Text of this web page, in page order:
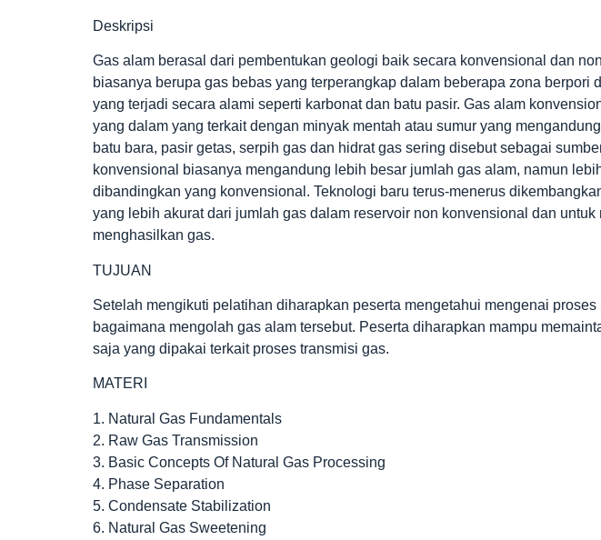
Deskripsi
Gas alam berasal dari pembentukan geologi baik secara konvensional dan
biasanya berupa gas bebas yang terperangkap dalam beberapa zona berpori
yang terjadi secara alami seperti karbonat dan batu pasir. Gas alam
yang dalam yang terkait dengan minyak mentah atau sumur yang
batu bara, pasir getas, serpih gas dan hidrat gas sering disebut sebagai
konvensional biasanya mengandung lebih besar jumlah gas alam, namun
dibandingkan yang konvensional. Teknologi baru terus-menerus
yang lebih akurat dari jumlah gas dalam reservoir non konvensional dan
menghasilkan gas.
TUJUAN
Setelah mengikuti pelatihan diharapkan peserta mengetahui mengenai
bagaimana mengolah gas alam tersebut. Peserta diharapkan mampu
saja yang dipakai terkait proses transmisi gas.
MATERI
1. Natural Gas Fundamentals
2. Raw Gas Transmission
3. Basic Concepts Of Natural Gas Processing
4. Phase Separation
5. Condensate Stabilization
6. Natural Gas Sweetening